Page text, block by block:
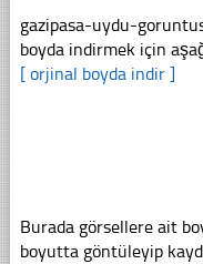
gazipasa-uydu-
boyda indirmek için
[ orjinal boyda indir ]
Burada görsellere ait
boyutta göntüleyip